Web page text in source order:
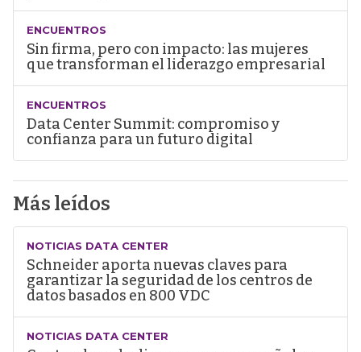
ENCUENTROS
Sin firma, pero con impacto: las mujeres
que transforman el liderazgo empresarial
ENCUENTROS
Data Center Summit: compromiso y
confianza para un futuro digital
Más leídos
NOTICIAS DATA CENTER
Schneider aporta nuevas claves para
garantizar la seguridad de los centros de
datos basados en 800 VDC
NOTICIAS DATA CENTER